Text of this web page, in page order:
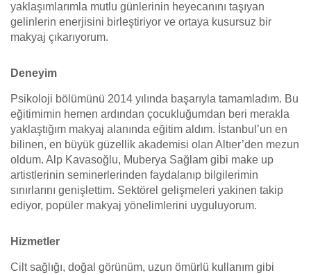
yaklaşımlarımla mutlu günlerinin heyecanını taşıyan
gelinlerin enerjisini birleştiriyor ve ortaya kusursuz bir
makyaj çıkarıyorum.
Deneyim
Psikoloji bölümünü 2014 yılında başarıyla tamamladım. Bu
eğitimimin hemen ardından çocukluğumdan beri merakla
yaklaştığım makyaj alanında eğitim aldım. İstanbul’un en
bilinen, en büyük güzellik akademisi olan Altıer’den mezun
oldum. Alp Kavasoğlu, Muberya Sağlam gibi make up
artistlerinin seminerlerinden faydalanıp bilgilerimin
sınırlarını genişlettim. Sektörel gelişmeleri yakinen takip
ediyor, popüler makyaj yönelimlerini uyguluyorum.
Hizmetler
Cilt sağlığı, doğal görünüm, uzun ömürlü kullanım gibi